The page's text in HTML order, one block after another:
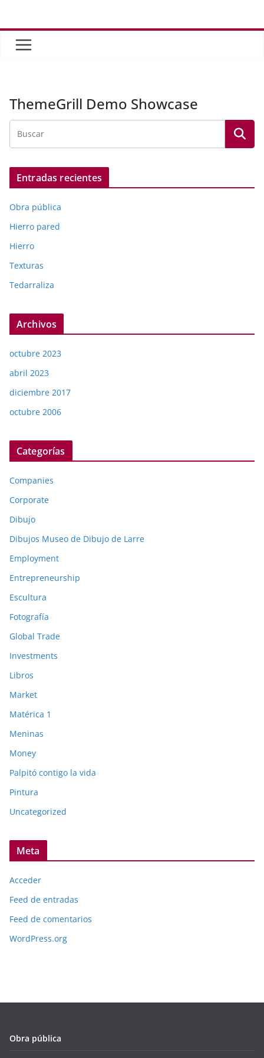
contenido
ThemeGrill Demo Showcase
Entradas recientes
Obra pública
Hierro pared
Hierro
Texturas
Tedarraliza
Archivos
octubre 2023
abril 2023
diciembre 2017
octubre 2006
Categorías
Companies
Corporate
Dibujo
Dibujos Museo de Dibujo de Larre
Employment
Entrepreneurship
Escultura
Fotografía
Global Trade
Investments
Libros
Market
Matérica 1
Meninas
Money
Palpitó contigo la vida
Pintura
Uncategorized
Meta
Acceder
Feed de entradas
Feed de comentarios
WordPress.org
Obra pública